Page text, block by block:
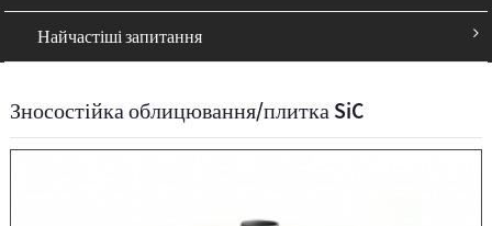
Найчастіші запитання
Зносостійка облицювання/плитка SiC